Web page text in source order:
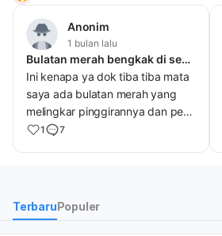
Anonim
1 bulan lalu
Bulatan merah bengkak di sekitar mata
Ini kenapa ya dok tiba tiba mata
saya ada bulatan merah yang
melingkar pinggirannya dan perih
jika di pegang membengkak
1 7
TerbaruPopuler